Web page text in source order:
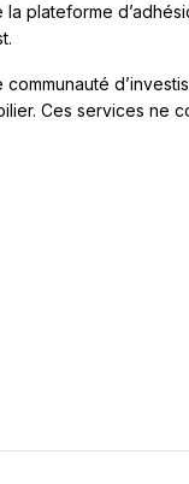
plateforme
Ces services ne